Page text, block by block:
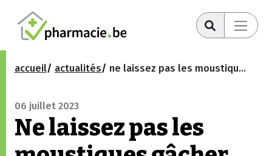
accueil actualités ne laissez pas les moustiques gâcher votre été
06 juillet 2023
Ne laissez pas les